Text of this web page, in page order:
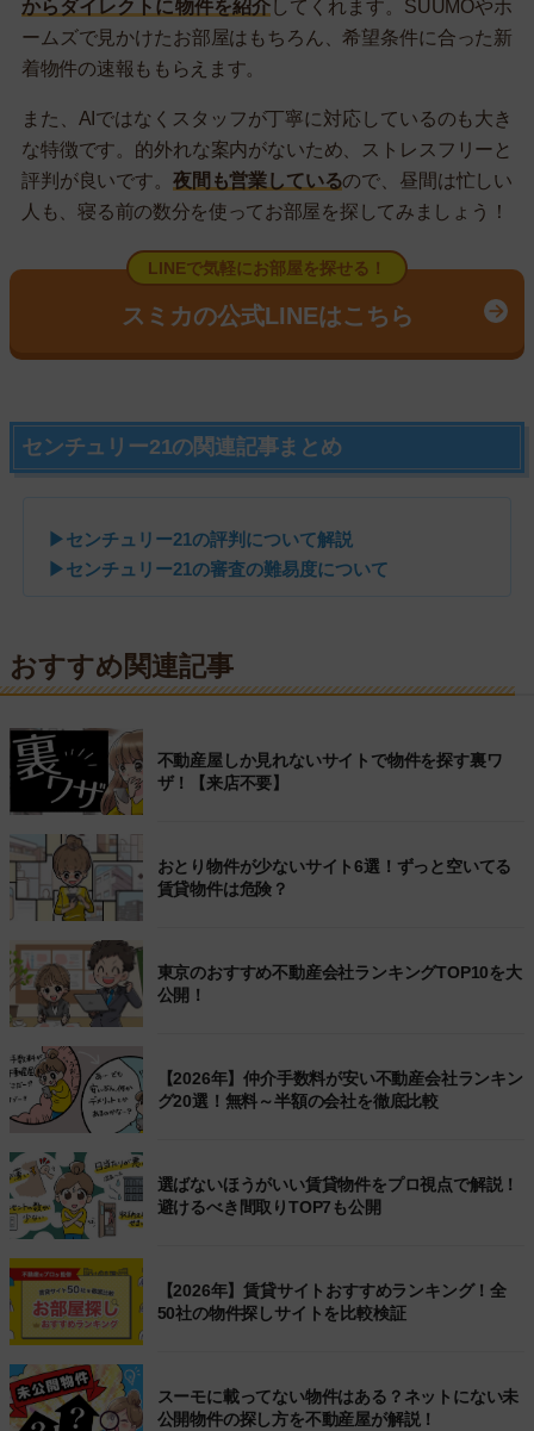
からダイレクトに物件を紹介してくれます。SUUMOやホ
ームズで見かけたお部屋はもちろん、希望条件に合った新
着物件の速報ももらえます。
また、AIではなくスタッフが丁寧に対応しているのも大き
な特徴です。的外れな案内がないため、ストレスフリーと
評判が良いです。 夜間も営業しているので、昼間は忙しい
人も、寝る前の数分を使ってお部屋を探してみましょう！
LINEで気軽にお部屋を探せる！
スミカの公式LINEはこちら
センチュリー21の関連記事まとめ
▶センチュリー21の評判について解説
▶センチュリー21の審査の難易度について
おすすめ関連記事
不動産屋しか見れないサイトで物件を探す裏ワ
ザ！【来店不要】
おとり物件が少ないサイト6選！ずっと空いてる
賃貸物件は危険？
東京のおすすめ不動産会社ランキングTOP10を大
公開！
【2026年】仲介手数料が安い不動産会社ランキン
グ20選！無料～半額の会社を徹底比較
選ばないほうがいい賃貸物件をプロ視点で解説！
避けるべき間取りTOP7も公開
【2026年】賃貸サイトおすすめランキング！全
50社の物件探しサイトを比較検証
スーモに載ってない物件はある？ネットにない未
公開物件の探し方を不動産屋が解説！